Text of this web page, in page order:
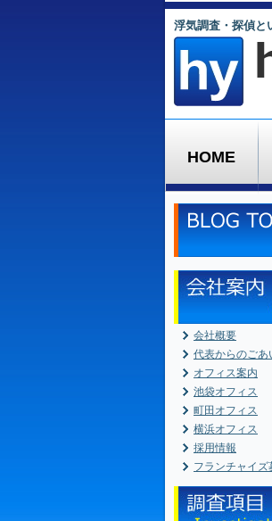
浮気調査・探偵と
HOME
会社概要
代表からのごあ
オフィス案内
池袋オフィス
町田オフィス
横浜オフィス
採用情報
フランチャイズ